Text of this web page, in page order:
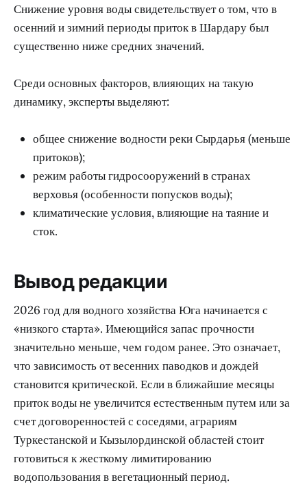
Снижение уровня воды свидетельствует о том, что в
осенний и зимний периоды приток в Шардару был
существенно ниже средних значений.
Среди основных факторов, влияющих на такую
динамику, эксперты выделяют:
общее снижение водности реки Сырдарья (меньше
притоков);
режим работы гидросооружений в странах
верховья (особенности попусков воды);
климатические условия, влияющие на таяние и
сток.
Вывод редакции
2026 год для водного хозяйства Юга начинается с
«низкого старта». Имеющийся запас прочности
значительно меньше, чем годом ранее. Это означает,
что зависимость от весенних паводков и дождей
становится критической. Если в ближайшие месяцы
приток воды не увеличится естественным путем или за
счет договоренностей с соседями, аграриям
Туркестанской и Кызылординской областей стоит
готовиться к жесткому лимитированию
водопользования в вегетационный период.